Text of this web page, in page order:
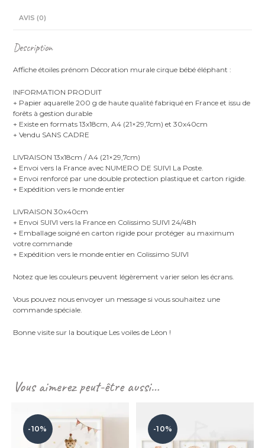
AVIS (0)
Description
Affiche étoiles prénom Décoration murale cirque bébé éléphant :
INFORMATION PRODUIT
+ Papier aquarelle 200 g de haute qualité fabriqué en France et issu de
forêts à gestion durable
+ Existe en formats 13x18cm, A4 (21×29,7cm) et 30x40cm
+ Vendu SANS CADRE
LIVRAISON 13x18cm / A4 (21×29,7cm)
+ Envoi vers la France avec NUMERO DE SUIVI La Poste.
+ Envoi renforcé par une double protection plastique et carton rigide.
+ Expédition vers le monde entier
LIVRAISON 30x40cm
+ Envoi SUIVI vers la France en Colissimo SUIVI 24/48h
+ Emballage soigné en carton rigide pour protéger au maximum
votre commande
+ Expédition vers le monde entier en Colissimo SUIVI
Notez que les couleurs peuvent légèrement varier selon les écrans.
Vous pouvez nous envoyer un message si vous souhaitez une
commande spéciale.
Bonne visite sur la boutique Les voiles de Léon !
Vous aimerez peut-être aussi…
-10% -10%